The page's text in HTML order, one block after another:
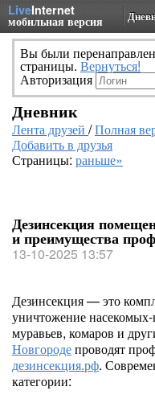
LiveInternet
мобильная версия
Вы были
страницы. Вернуться!
Авторизация
Дневник
Лента друзей /Полная
Добавить в друзья
Страницы: раньше»
Дезинсекция
и преимущества
13-10-2025 13:57
Дезинсекция — это
уничтожение насекомых-
муравьев, комаров и
Новгородепроводят
дезинсекция.рф.
категории: